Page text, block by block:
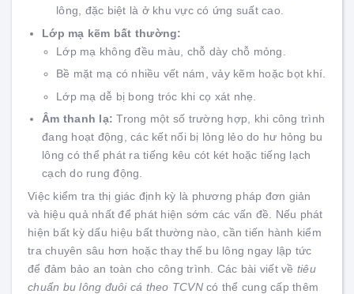
lông, đặc biệt là ở khu vực có ứng suất cao.
Lớp mạ kẽm bất thường:
Lớp mạ không đều màu, chỗ dày chỗ mỏng.
Bề mặt mạ có nhiều vết nám, vảy kẽm hoặc bọt khí.
Lớp mạ dễ bị bong tróc khi cọ xát nhẹ.
Âm thanh lạ: Trong một số trường hợp, khi công trình
đang hoạt động, các kết nối bị lỏng lẻo do hư hỏng bu
lông có thể phát ra tiếng kêu cót két hoặc tiếng lạch
cạch do rung động.
Việc kiểm tra thị giác định kỳ là phương pháp đơn giản
và hiệu quả nhất để phát hiện sớm các vấn đề. Nếu phát
hiện bất kỳ dấu hiệu bất thường nào, cần tiến hành kiểm
tra chuyên sâu hơn hoặc thay thế bu lông ngay lập tức
để đảm bảo an toàn cho công trình. Các bài viết về tiêu
chuẩn bu lông đuôi cá theo TCVNcó thể cung cấp thêm